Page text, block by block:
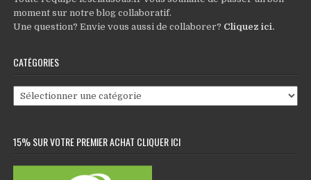
moment sur notre blog collaboratif.
Une question? Envie vous aussi de collaborer? Cliquez ici.
CATÉGORIES
Catégories
15% SUR VOTRE PREMIER ACHAT CLIQUER ICI